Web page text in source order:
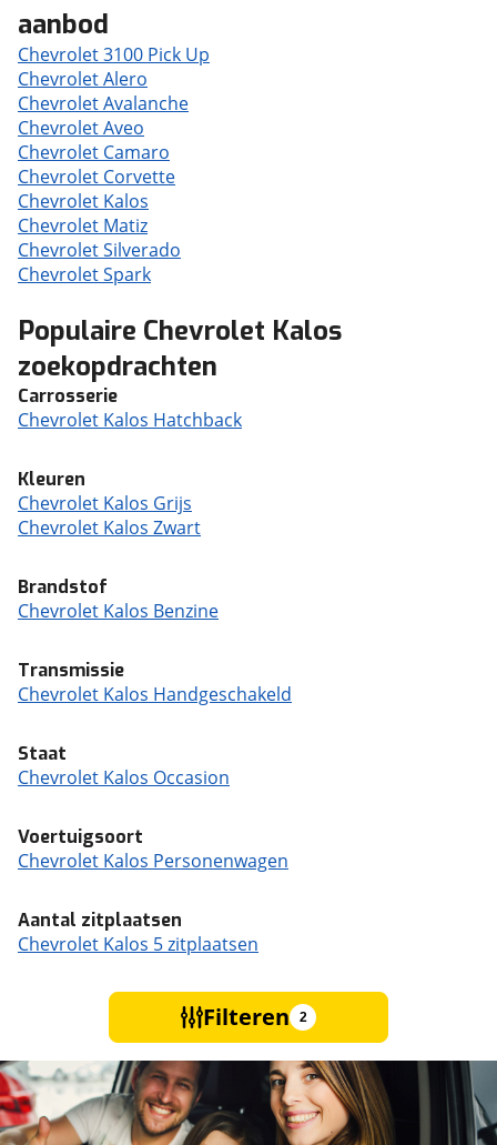
aanbod
Chevrolet 3100 Pick Up
Chevrolet Alero
Chevrolet Avalanche
Chevrolet Aveo
Chevrolet Camaro
Chevrolet Corvette
Chevrolet Kalos
Chevrolet Matiz
Chevrolet Silverado
Chevrolet Spark
Populaire Chevrolet Kalos
zoekopdrachten
Carrosserie
Chevrolet Kalos Hatchback
Kleuren
Chevrolet Kalos Grijs
Chevrolet Kalos Zwart
Brandstof
Chevrolet Kalos Benzine
Transmissie
Chevrolet Kalos Handgeschakeld
Staat
Chevrolet Kalos Occasion
Voertuigsoort
Chevrolet Kalos Personenwagen
Aantal zitplaatsen
Chevrolet Kalos 5 zitplaatsen
Filteren 2